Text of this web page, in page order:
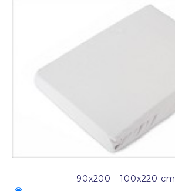
90x200 - 100x220 cm